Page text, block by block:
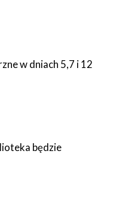
w dniach 5,7 i 12
będzie